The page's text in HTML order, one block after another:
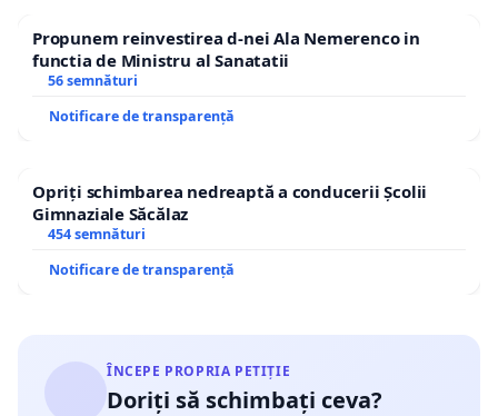
Propunem reinvestirea d-nei Ala Nemerenco in
functia de Ministru al Sanatatii
56 semnături
Notificare de transparență
Opriți schimbarea nedreaptă a conducerii Școlii
Gimnaziale Săcălaz
454 semnături
Notificare de transparență
ÎNCEPE PROPRIA PETIȚIE
Doriți să schimbați ceva?